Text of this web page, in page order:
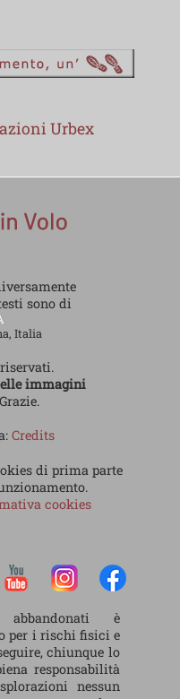
Urbex
sono di
Italia
immagini
Credits
di prima parte
cookies
è
per i rischi fisici e
chiunque lo
responsabilità
nessun